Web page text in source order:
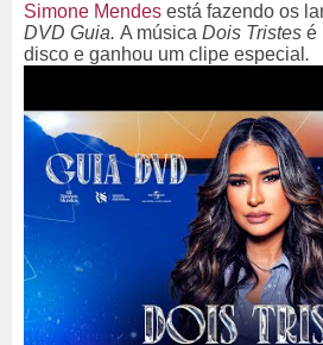
Simone Mendes está fazendo os
DVD Guia. A música Dois Tristes é
disco e ganhou um clipe especial .